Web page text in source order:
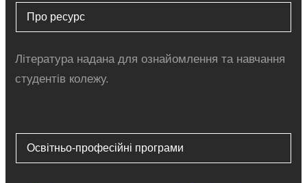
Про ресурс
Література надана для ознайомлення та навчання
студентів колежу.
Освітньо-професійні програми